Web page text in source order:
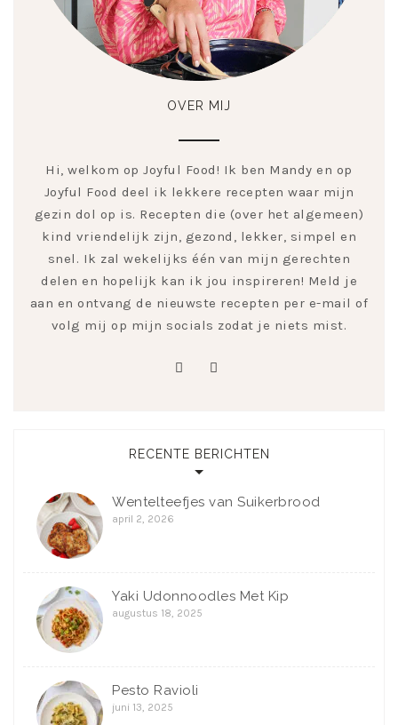
OVER MIJ
Hi, welkom op Joyful Food! Ik ben Mandy en op
Joyful Food deel ik lekkere recepten waar mijn
gezin dol op is. Recepten die (over het algemeen)
kind vriendelijk zijn, gezond, lekker, simpel en
snel. Ik zal wekelijks één van mijn gerechten
delen en hopelijk kan ik jou inspireren! Meld je
aan en ontvang de nieuwste recepten per e-mail of
volg mij op mijn socials zodat je niets mist.
RECENTE BERICHTEN
Wentelteefjes van Suikerbrood
april 2, 2026
Yaki Udonnoodles Met Kip
augustus 18, 2025
Pesto Ravioli
juni 13, 2025